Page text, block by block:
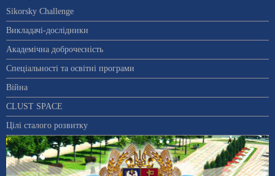
Sikorsky Challenge
Викладачі-дослідники
Академічна доброчесність
Спеціальності та освітні програми
Війна
CLUST SPACE
Цілі сталого розвитку